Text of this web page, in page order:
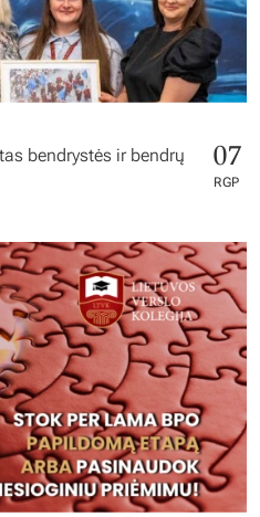
bendrystės ir bendrų
07
RGP